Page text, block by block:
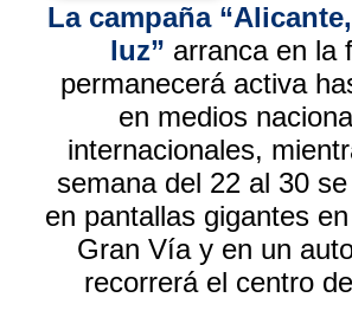
La campaña
luz” arranca en la
permanecerá activa
en medios
internacionales,
semana del 22 al 30
en pantallas gigantes
Gran Vía y en un
recorrerá el centro